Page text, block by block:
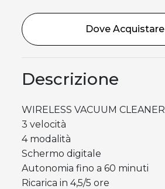
Dove Acquistare
Descrizione
WIRELESS VACUUM CLEANER
3 velocità
4 modalità
Schermo digitale
Autonomia fino a 60 minuti
Ricarica in 4,5/5 ore